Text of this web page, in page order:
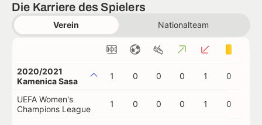
Die Karriere des Spielers
Verein Nationalteam
2020/2021
Kamenica Sasa
1 0 0 0 1 0
UEFA Women's
Champions League
1 0 0 0 1 0